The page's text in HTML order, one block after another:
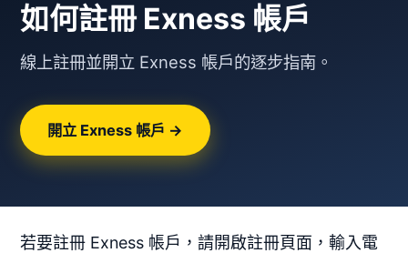
如何註冊 Exness 帳戶
線上註冊並開立 Exness 帳戶的逐步指南。
開立 Exness 帳戶 →
若要註冊 Exness 帳戶，請開啟註冊頁面，輸入電